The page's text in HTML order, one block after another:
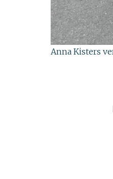
Anna Kisters